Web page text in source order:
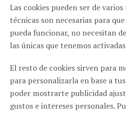
Las cookies pueden ser de
técnicas son necesarias para
pueda funcionar, no necesitan
las únicas que tenemos
El resto de cookies sirven para
para personalizarla en base a
poder mostrarte publicidad
gustos e intereses personales.
C/ Cinco de marzo, 18 - Pta. 4ª
(España)
976 116 271
info@haikucomunicacion.com
MADRID
C/ Santa Comba, 2 28008,
651 604 824